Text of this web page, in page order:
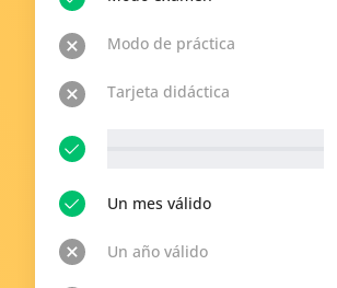
Modo de práctica
Tarjeta didáctica
Un mes válido
Un año válido